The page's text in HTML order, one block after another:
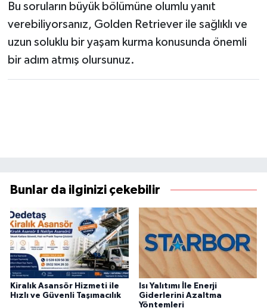
Bu soruların büyük bölümüne olumlu yanıt
verebiliyorsanız, Golden Retriever ile sağlıklı ve
uzun soluklu bir yaşam kurma konusunda önemli
bir adım atmış olursunuz.
Bunlar da ilginizi çekebilir
Kiralık Asansör Hizmeti ile
Hızlı ve Güvenli Taşımacılık
Isı Yalıtımı İle Enerji
Giderlerini Azaltma
Yöntemleri